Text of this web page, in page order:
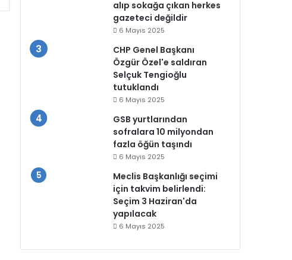
alıp sokağa çıkan herkes
gazeteci değildir
6 Mayıs 2025
CHP Genel Başkanı
Özgür Özel'e saldıran
Selçuk Tengioğlu
tutuklandı
6 Mayıs 2025
GSB yurtlarından
sofralara 10 milyondan
fazla öğün taşındı
6 Mayıs 2025
Meclis Başkanlığı seçimi
için takvim belirlendi:
Seçim 3 Haziran'da
yapılacak
6 Mayıs 2025